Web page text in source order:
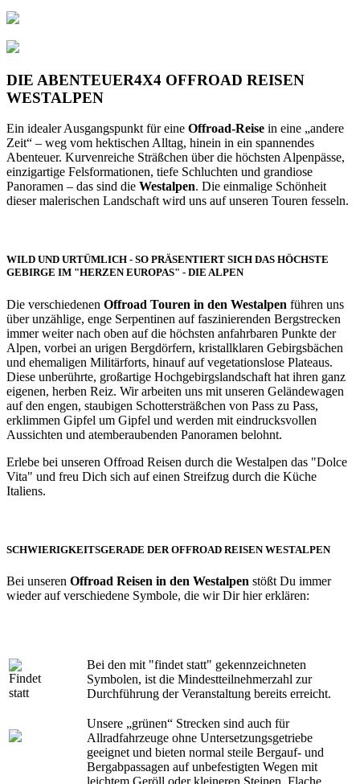
DIE ABENTEUER4X4 OFFROAD REISEN
WESTALPEN
Ein idealer Ausgangspunkt für eine Offroad-Reise in eine „andere
Zeit“ – weg vom hektischen Alltag, hinein in ein spannendes
Abenteuer. Kurvenreiche Sträßchen über die höchsten Alpenpässe,
einzigartige Felsformationen, tiefe Schluchten und grandiose
Panoramen – das sind die Westalpen. Die einmalige Schönheit
dieser malerischen Landschaft wird uns auf unseren Touren fesseln.
WILD UND URTÜMLICH - SO PRÄSENTIERT SICH DAS HÖCHSTE
GEBIRGE IM "HERZEN EUROPAS" - DIE ALPEN
Die verschiedenen Offroad Touren in den Westalpen führen uns
über unzählige, enge Serpentinen auf faszinierenden Bergstrecken
immer weiter nach oben auf die höchsten anfahrbaren Punkte der
Alpen, vorbei an urigen Bergdörfern, kristallklaren Gebirgsbächen
und ehemaligen Militärforts, hinauf auf vegetationslose Plateaus.
Diese unberührte, großartige Hochgebirgslandschaft hat ihren ganz
eigenen, herben Reiz. Wir arbeiten uns mit unseren Geländewagen
auf den engen, staubigen Schottersträßchen von Pass zu Pass,
erklimmen Gipfel um Gipfel und werden mit eindrucksvollen
Aussichten und atemberaubenden Panoramen belohnt.
Erlebe bei unseren Offroad Reisen durch die Westalpen das "Dolce
Vita" und freu Dich sich auf einen Streifzug durch die Küche
Italiens.
SCHWIERIGKEITSGERADE DER OFFROAD REISEN WESTALPEN
Bei unseren Offroad Reisen in den Westalpen stößt Du immer
wieder auf verschiedene Symbole, die wir Dir hier erklären:
Bei den mit "findet statt" gekennzeichneten
Symbolen, ist die Mindestteilnehmerzahl zur
Durchführung der Veranstaltung bereits erreicht.
Unsere „grünen“ Strecken sind auch für
Allradfahrzeuge ohne Untersetzungsgetriebe
geeignet und bieten normal steile Bergauf- und
Bergabpassagen auf unbefestigten Wegen mit
leichtem Geröll oder kleineren Steinen. Flache